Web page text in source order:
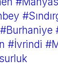
#Burhaniye
#İvrindi